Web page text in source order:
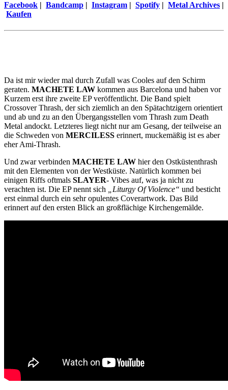
Facebook | Bandcamp | Instagram | Spotify | Metal Archives |
Kaufen
Da ist mir wieder mal durch Zufall was Cooles auf den Schirm
geraten. MACHETE LAW kommen aus Barcelona und haben vor
Kurzem erst ihre zweite EP veröffentlicht. Die Band spielt
Crossover Thrash, der sich ziemlich an den Spätachtzigern orientiert
und ab und zu an den Übergangsstellen vom Thrash zum Death
Metal andockt. Letzteres liegt nicht nur am Gesang, der teilweise an
die Schweden von MERCILESS erinnert, muckemäßig ist es aber
eher Ami-Thrash.
Und zwar verbinden MACHETE LAW hier den Ostküstenthrash
mit den Elementen von der Westküste. Natürlich kommen bei
einigen Riffs oftmals SLAYER- Vibes auf, was ja nicht zu
verachten ist. Die EP nennt sich
„Liturgy Of Violence“ und besticht
erst einmal durch ein sehr opulentes Coverartwork. Das Bild
erinnert auf den ersten Blick an großflächige Kirchengemälde.